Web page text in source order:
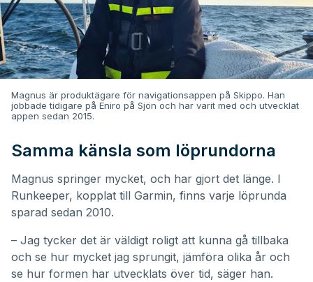
Magnus är produktägare för navigationsappen på Skippo. Han
jobbade tidigare på Eniro på Sjön och har varit med och utvecklat
appen sedan 2015.
Samma känsla som löprundorna
Magnus springer mycket, och har gjort det länge. I
Runkeeper, kopplat till Garmin, finns varje löprunda
sparad sedan 2010.
– Jag tycker det är väldigt roligt att kunna gå tillbaka
och se hur mycket jag sprungit, jämföra olika år och
se hur formen har utvecklats över tid, säger han.